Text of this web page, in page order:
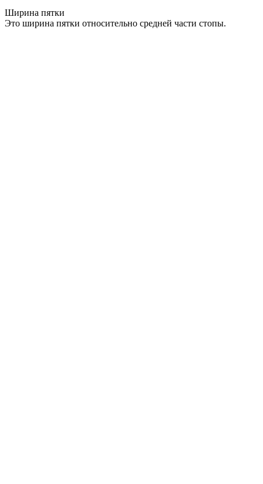
Ширина пятки
Это ширина пятки относительно средней части стопы.